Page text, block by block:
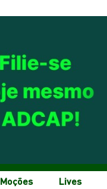
Moções Lives